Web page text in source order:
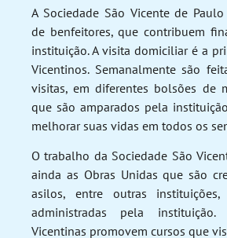
A Sociedade São Vicente de
de benfeitores, que contribuem
instituição. A visita domiciliar é a
Vicentinos. Semanalmente são
visitas, em diferentes bolsões de
que são amparados pela
melhorar suas vidas em todos os
O trabalho da Sociedade São
ainda as Obras Unidas que são
asilos, entre outras
administradas pela instituição.
Vicentinas promovem cursos que